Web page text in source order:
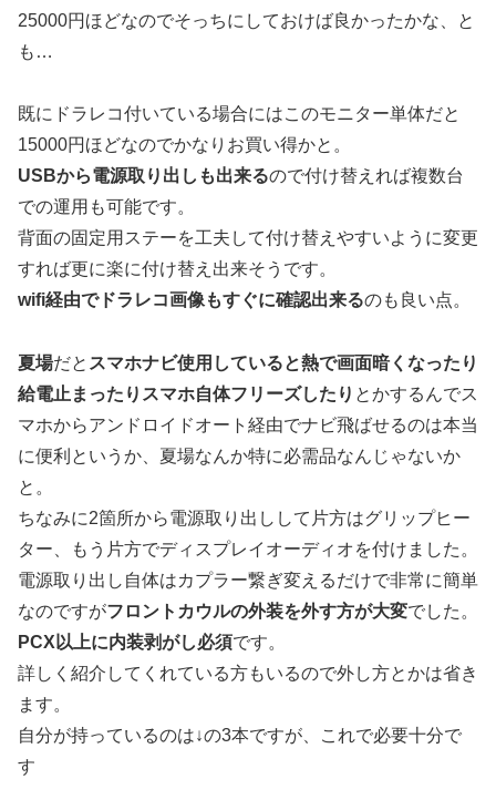
25000円ほどなのでそっちにしておけば良かったかな、と
も…
既にドラレコ付いている場合にはこのモニター単体だと
15000円ほどなのでかなりお買い得かと。
USBから電源取り出しも出来るので付け替えれば複数台
での運用も可能です。
背面の固定用ステーを工夫して付け替えやすいように変更
すれば更に楽に付け替え出来そうです。
wifi経由でドラレコ画像もすぐに確認出来るのも良い点。
夏場だと スマホナビ使用していると熱で画面暗くなったり
給電止まったりスマホ自体フリーズしたり とかするんでス
マホからアンドロイドオート経由でナビ飛ばせるのは本当
に便利というか、夏場なんか特に必需品なんじゃないか
と。
ちなみに2箇所から電源取り出しして片方はグリップヒー
ター、もう片方でディスプレイオーディオを付けました。
電源取り出し自体はカプラー繋ぎ変えるだけで非常に簡単
なのですがフロントカウルの外装を外す方が大変でした。
PCX以上に内装剥がし必須です。
詳しく紹介してくれている方もいるので外し方とかは省き
ます。
自分が持っているのは↓の3本ですが、これで必要十分で
す